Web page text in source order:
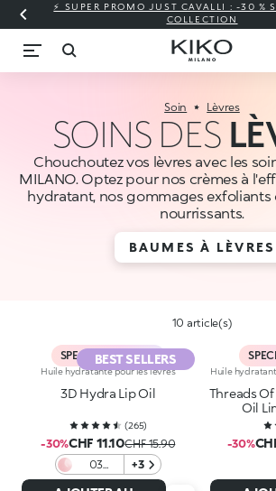
⚡ SUPER PROMO JUST CAVALLI : -30 %
COLLECTION
Soin Lèvres
SOINS DES
Chouchoutez vos lèvres avec les
MILANO. Optez pour nos crèmes à
hydratant, nos gommages exfoliants
nourrissants.
BAUMES À LÈVRES
10 article(s)
BEST SELLERS
SPECIAL PROMO %
Huile hydratante pour les lèvres
3D Hydra Lip Oil
(265)
-30%CHF 11.10CHF 15.90
03
Glossed
+3
Huile
Threads
Oil
-30%